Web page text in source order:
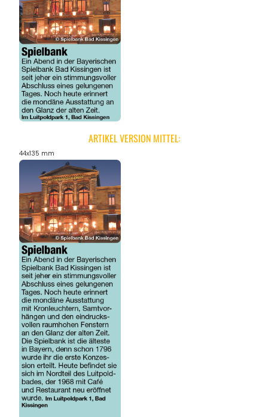
ARTIKEL VERSION MITTEL:
44x135 mm